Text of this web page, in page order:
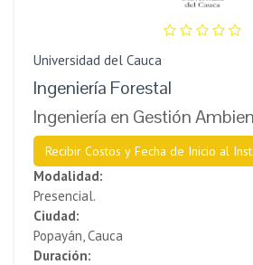
Universidad del Cauca
Ingeniería Forestal
Ingeniería en Gestión
Recibir Costos y Fecha de Inicio al
Modalidad:
Presencial.
Ciudad:
Popayán, Cauca
Duración: